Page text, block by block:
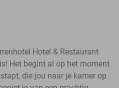
Hotel & Restaurant
Het begint al op het moment
die jou naar je kamer op